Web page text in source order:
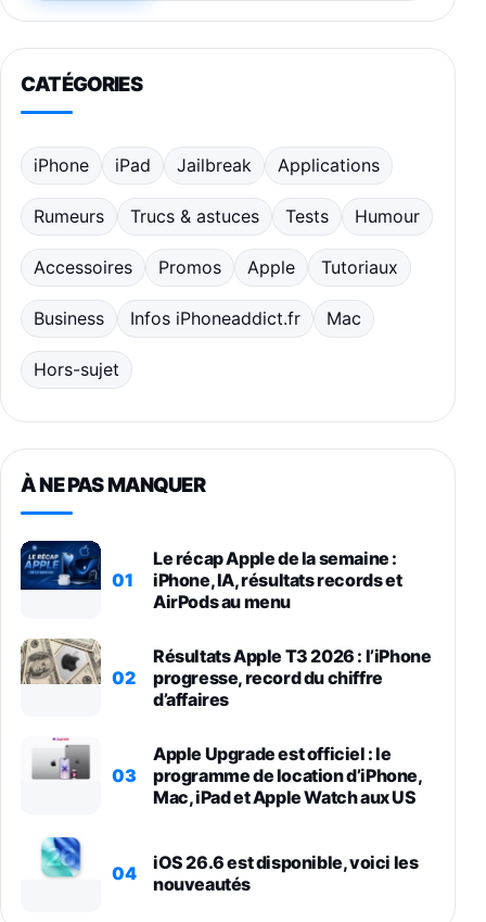
CATÉGORIES
iPhone iPad Jailbreak Applications
Rumeurs Trucs & astuces Tests Humour
Accessoires Promos Apple Tutoriaux
Business Infos iPhoneaddict.fr Mac
Hors-sujet
À NE PAS MANQUER
01
Le récap Apple de la semaine :
iPhone, IA, résultats records et
AirPods au menu
02
Résultats Apple T3 2026 : l’iPhone
progresse, record du chiffre
d’affaires
03
Apple Upgrade est officiel : le
programme de location d’iPhone,
Mac, iPad et Apple Watch aux US
04
iOS 26.6 est disponible, voici les
nouveautés